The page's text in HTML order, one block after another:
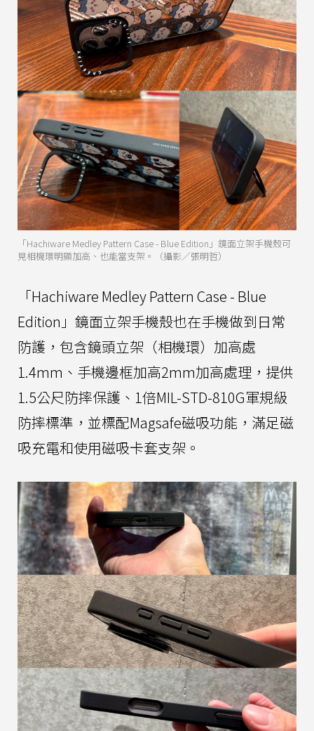
「Hachiware Medley Pattern Case - Blue Edition」鏡面立架手機殼可
見相機環明顯加高、也能當支架。（攝影／張明哲）
「Hachiware Medley Pattern Case - Blue
Edition」鏡面立架手機殼也在手機做到日常
防護，包含鏡頭立架（相機環）加高處
1.4mm、手機邊框加高2mm加高處理，提供
1.5公尺防摔保護、1倍MIL-STD-810G軍規級
防摔標準，並標配Magsafe磁吸功能，滿足磁
吸充電和使用磁吸卡套支架。